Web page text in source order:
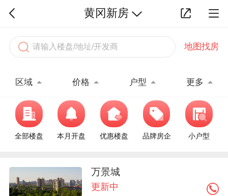
黄冈新房
地图找房
区域 价格 户型 更多
全部楼盘 本月开盘 优惠楼盘 品牌房企 小户型
万景城
更新中